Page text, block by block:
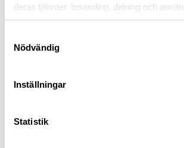
deras tjänster. Insamling, delning och
personuppgifter kan användas för
Nödvändig
Inställningar
Statistik
OM VARUMÄRKET